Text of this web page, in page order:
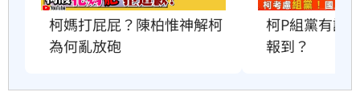
柯媽打屁屁？陳柏惟神解柯
為何亂放砲
柯P組黨有譜
報到？